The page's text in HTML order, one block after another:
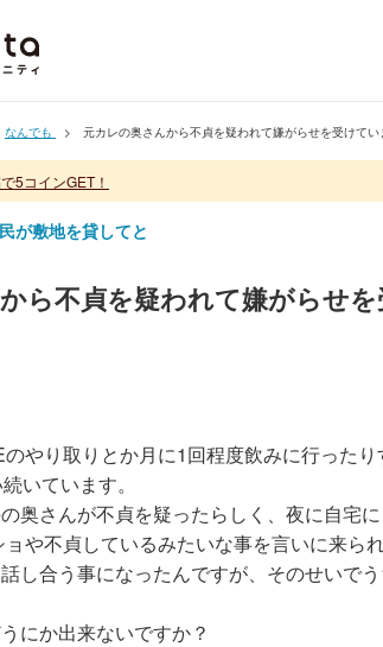
なんでも 元カレの奥さんから不貞を疑われて嫌がらせを受けてい
5コインGET！
が敷地を貸してと
ら不貞を疑われて嫌がらせ
やり取りとか月に1回程度飲みに行った
いています。
奥さんが不貞を疑ったらしく、夜に自宅
や不貞しているみたいな事を言いに来られ
し合う事になったんですが、そのせいで
にか出来ないですか？